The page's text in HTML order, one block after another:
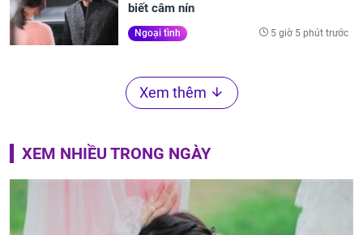
biết câm nín
Ngoại tình 5 giờ 5 phút trước
Xem thêm
XEM NHIỀU TRONG NGÀY